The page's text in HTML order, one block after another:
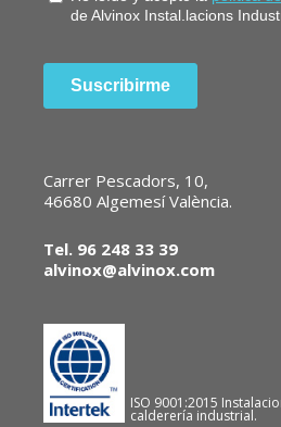
Carrer Pescadors, 10,
46680 Algemesí València.
Tel. 96 248 33 39
alvinox@alvinox.com
ISO 9001:2015
calderería industrial.